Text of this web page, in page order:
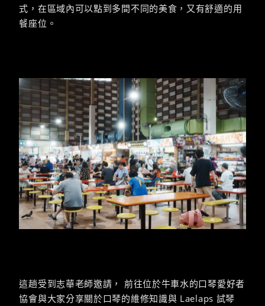
式，在區域內可以點到多間不同的美食，又有舒適的用
餐座位。
這趟受到志華老師邀請， 前往位於牛車水的口琴愛好者
協會與大家分享關於口琴的維修知識與 Laelaps 試琴